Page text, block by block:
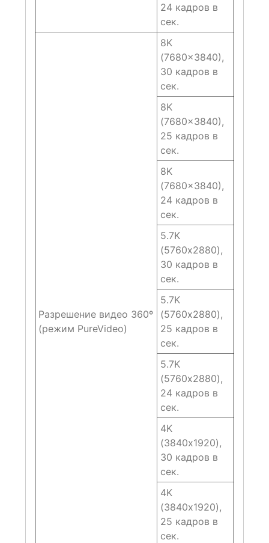
24 кадров в
сек.
Разрешение видео 360º
(режим PureVideo)
8K
(7680×3840),
30 кадров в
сек.
8K
(7680×3840),
25 кадров в
сек.
8K
(7680×3840),
24 кадров в
сек.
5.7K
(5760х2880),
30 кадров в
сек.
5.7K
(5760х2880),
25 кадров в
сек.
5.7K
(5760х2880),
24 кадров в
сек.
4K
(3840х1920),
30 кадров в
сек.
4K
(3840х1920),
25 кадров в
сек.